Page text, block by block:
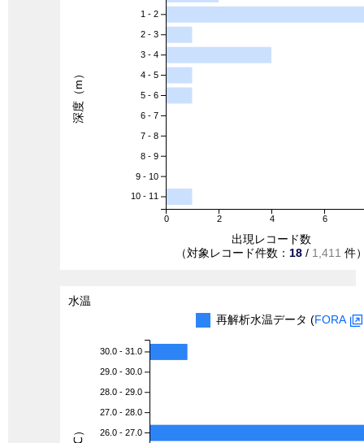
0 2 4 6
1 - 2
2 - 3
3 - 4
4 - 5
5 - 6
6 - 7
7 - 8
8 - 9
9 - 10
10 - 11
出現レコード数
（対象レコード件数： 18 / 1,411 件
深度（m）
水温
再解析水温データ (FORA
30.0 - 31.0
29.0 - 30.0
28.0 - 29.0
27.0 - 28.0
26.0 - 27.0